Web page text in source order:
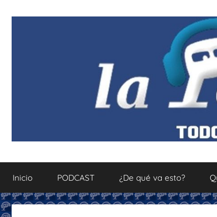
La
Podcastfera
sobre
el
del
Inicio PODCAST ¿De qué va esto?